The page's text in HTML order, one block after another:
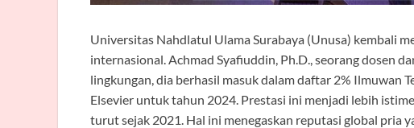
Universitas Nahdlatul Ulama Surabaya (Unusa) kembali
internasional. Achmad Syafiuddin, Ph.D., seorang dosen
lingkungan, dia berhasil masuk dalam daftar 2% Ilmuwan
Elsevier untuk tahun 2024. Prestasi ini menjadi lebih
turut sejak 2021. Hal ini menegaskan reputasi global pria